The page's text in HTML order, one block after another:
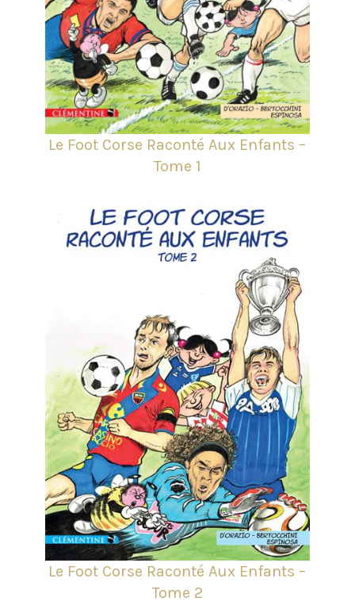
Le Foot Corse Raconté Aux Enfants –
Tome 1
Le Foot Corse Raconté Aux Enfants –
Tome 2